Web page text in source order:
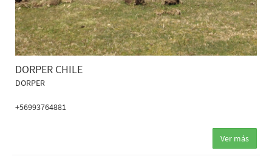
DORPER CHILE
DORPER
+56993764881
Ver más